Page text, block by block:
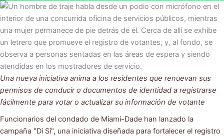
Una nueva iniciativa anima a los residentes que renuevan sus
permisos de conducir o documentos de identidad a registrarse
fácilmente para votar o actualizar su información de votante
Funcionarios del condado de Miami-Dade han lanzado la
campaña "Di Sí", una iniciativa diseñada para fortalecer el registro